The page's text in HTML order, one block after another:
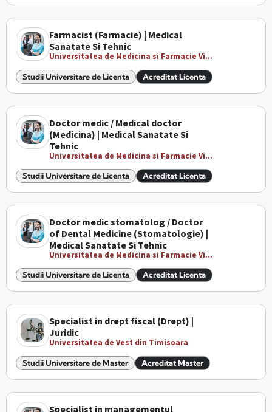
Farmacist (Farmacie) | Medical
Sanatate Si Tehnic
Universitatea de Medicina si Farmacie Vi...
Studii Universitare de Licenta Acreditat Licenta
Doctor medic / Medical doctor
(Medicina) | Medical Sanatate Si
Tehnic
Universitatea de Medicina si Farmacie Vi...
Studii Universitare de Licenta Acreditat Licenta
Doctor medic stomatolog / Doctor
of Dental Medicine (Stomatologie) |
Medical Sanatate Si Tehnic
Universitatea de Medicina si Farmacie Vi...
Studii Universitare de Licenta Acreditat Licenta
Specialist in drept fiscal (Drept) |
Juridic
Universitatea de Vest din Timisoara
Studii Universitare de Master Acreditat Master
Specialist in managementul